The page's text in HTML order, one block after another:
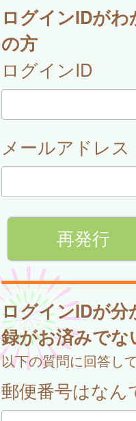
ログインIDが
の方
ログインID
メールアドレス
ログインIDが
録がお済みでな
以下の質問に回答し
郵便番号はなん